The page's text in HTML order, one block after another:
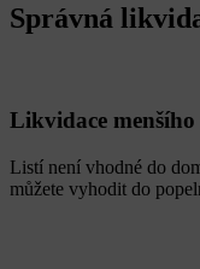
Správná
Likvidace
Listí není vhodné do
můžete vyhodit do